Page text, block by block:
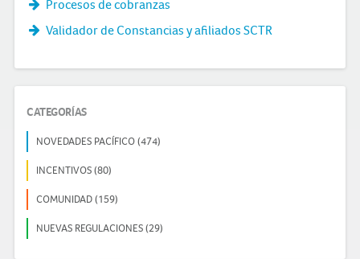
Procesos de cobranzas
Validador de Constancias y afiliados SCTR
CATEGORÍAS
NOVEDADES PACÍFICO (474)
INCENTIVOS (80)
COMUNIDAD (159)
NUEVAS REGULACIONES (29)